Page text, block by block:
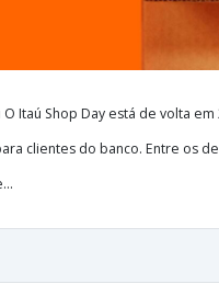
O Itaú Shop Day está de volta em
clientes do banco. Entre os